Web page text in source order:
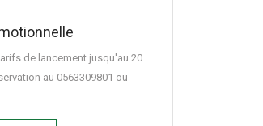
de lancement jusqu'au 20
au 0563309801 ou